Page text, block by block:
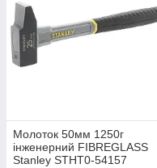
Молоток 50мм 1250г
інженерний FIBREGLASS
Stanley STHT0-54157